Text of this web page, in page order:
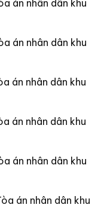
án nhân dân khu
án nhân dân khu
án nhân dân khu
án nhân dân khu
án nhân dân khu
án nhân dân khu